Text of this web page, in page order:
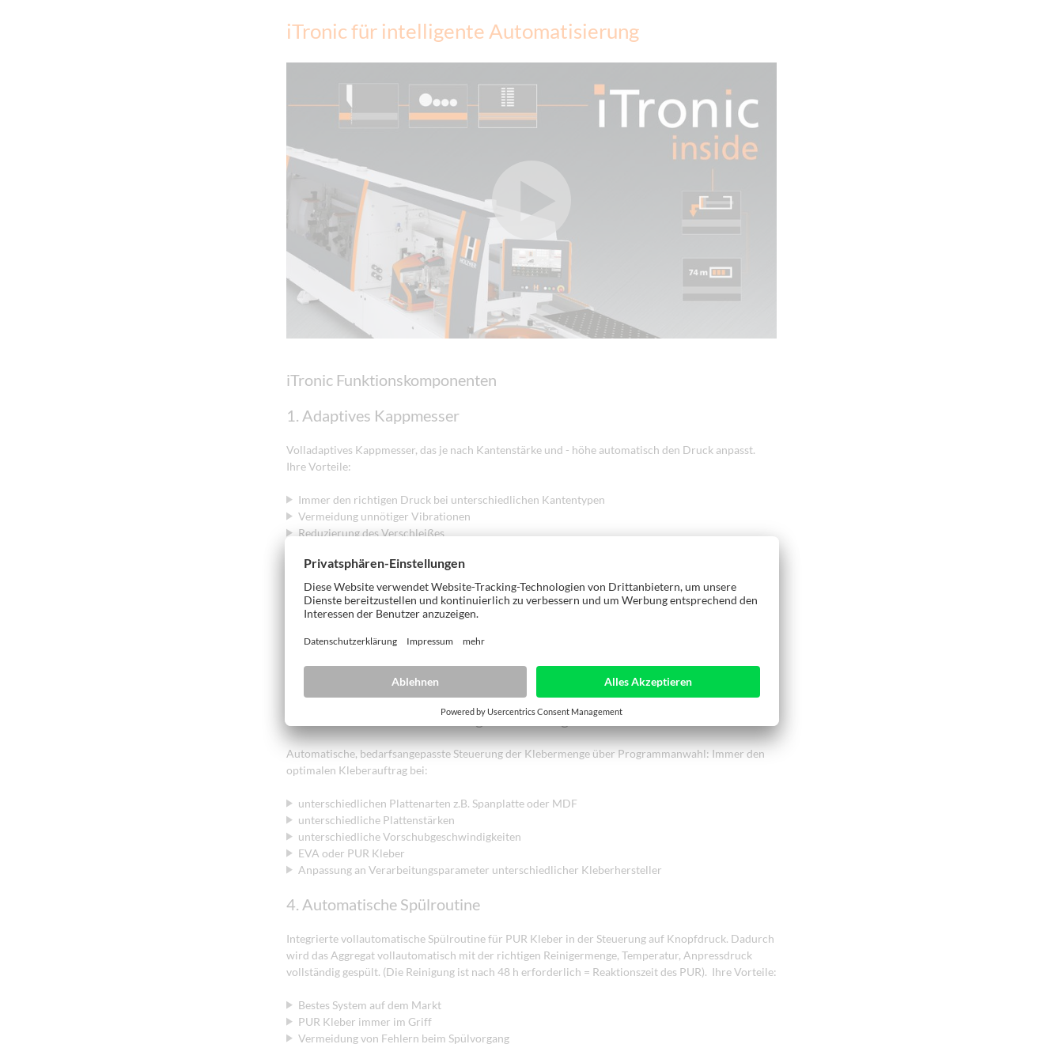
iTronic für intelligente Automatisierung
iTronic Funktionskomponenten
1. Adaptives Kappmesser
Volladaptives Kappmesser, das je nach Kantenstärke und - höhe automatisch den Druck anpasst.
Ihre Vorteile:
Immer den richtigen Druck bei unterschiedlichen Kantentypen
Vermeidung unnötiger Vibrationen
Reduzierung des Verschleißes
2. Adaptives Druckwerk
Der Anpressdruck der einzelnen Andruckwalzen wird je nach Anwendung über ein intelligentes
Pneumatiksystem perfekt angepasst. Ihre Vorteile:
Probewerkstücke entfallen
Beste Bearbeitungsergebnisse auch bei ständig wechselnden Anwendungen
3. Automatische Klebermengensteuerung
Automatische, bedarfsangepasste Steuerung der Klebermenge über Programmanwahl: Immer den
optimalen Kleberauftrag bei:
unterschiedlichen Plattenarten z.B. Spanplatte oder MDF
unterschiedliche Plattenstärken
unterschiedliche Vorschubgeschwindigkeiten
EVA oder PUR Kleber
Anpassung an Verarbeitungsparameter unterschiedlicher Kleberhersteller
4. Automatische Spülroutine
Integrierte vollautomatische Spülroutine für PUR Kleber in der Steuerung auf Knopfdruck. Dadurch
wird das Aggregat vollautomatisch mit der richtigen Reinigermenge, Temperatur, Anpressdruck
vollständig gespült. (Die Reinigung ist nach 48 h erforderlich = Reaktionszeit des PUR). Ihre Vorteile:
Bestes System auf dem Markt
PUR Kleber immer im Griff
Vermeidung von Fehlern beim Spülvorgang